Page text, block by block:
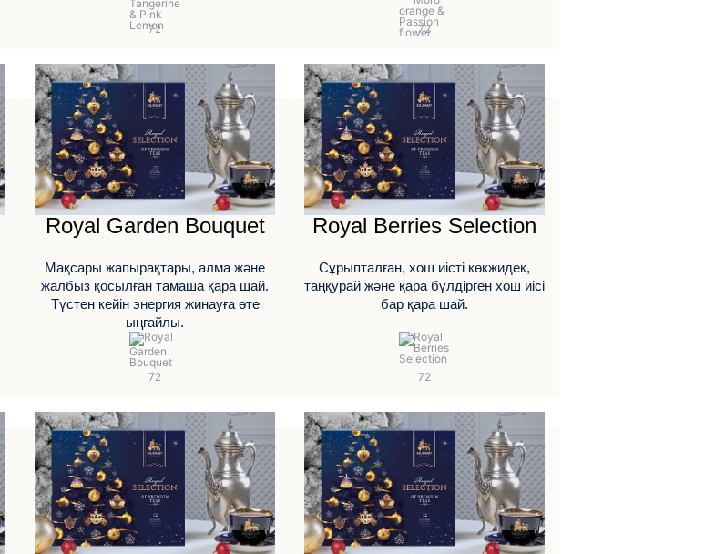
Royal Garden Bouquet
Мақсары жапырақтары, алма және
жалбыз қосылған тамаша қара шай.
Түстен кейін энергия жинауға өте
ыңғайлы.
Royal Berries Selection
Сұрыпталған, хош иісті көкжидек,
таңқурай және қара бүлдірген хош иісі
бар қара шай.